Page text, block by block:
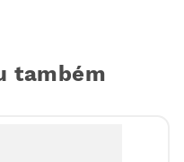
também